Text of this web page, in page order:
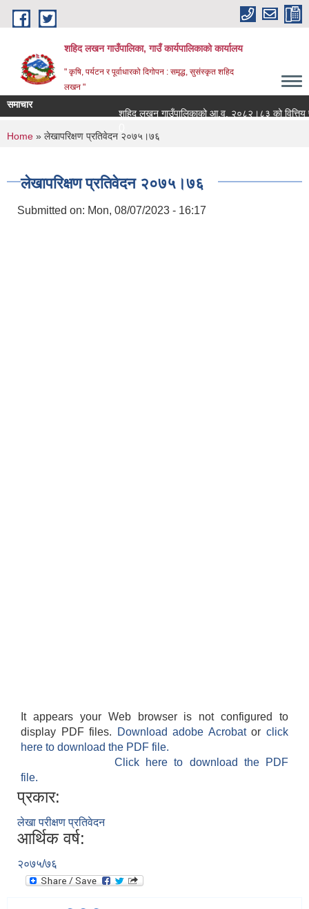
Skip to main content
शहिद लखन गाउँपालिका, गाउँ कार्यपालिकाको कार्यालय
" कृषि, पर्यटन र पूर्वाधारको दिगोपन : समृद्ध, सुसंस्कृत शहिद
लखन "
समाचार
शहिद लखन गाउँपालिकाको आ.व. २०८२।८३ को वित्तिय
You are here
Home » लेखापरिक्षण प्रतिवेदन २०७५।७६
लेखापरिक्षण प्रतिवेदन २०७५।७६
Submitted on: Mon, 08/07/2023 - 16:17
It appears your Web browser is not configured to
display PDF files.
Download adobe Acrobatorclick
here to download the PDF file.
Click here to download the PDF
file.
प्रकार:
लेखा परीक्षण प्रतिवेदन
आर्थिक वर्ष:
२०७५/७६